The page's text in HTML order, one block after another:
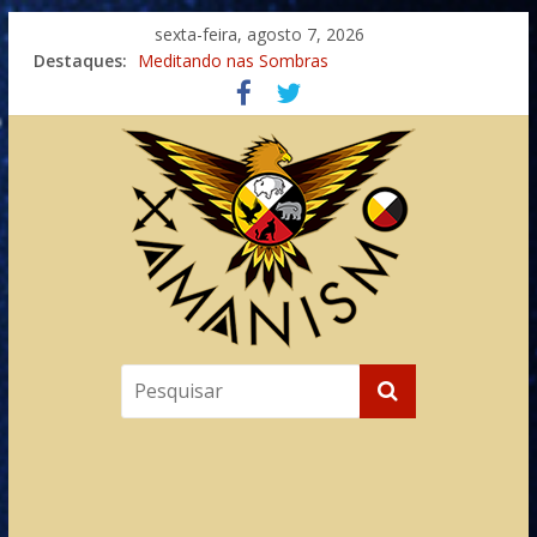
sexta-feira, agosto 7, 2026
Destaques: Meditando nas Sombras
Autosuficiência: A Jornada do Espírito Ancestral
Xamanismo Universal
Totens – Caminho Espiritual – Crescimento
Imaginação na Cura